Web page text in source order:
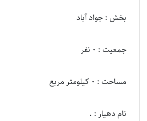
بخش : جواد آباد
جمعیت : 0 نفر
مساحت : 0 کیلومتر مربع
نام دهیار : .